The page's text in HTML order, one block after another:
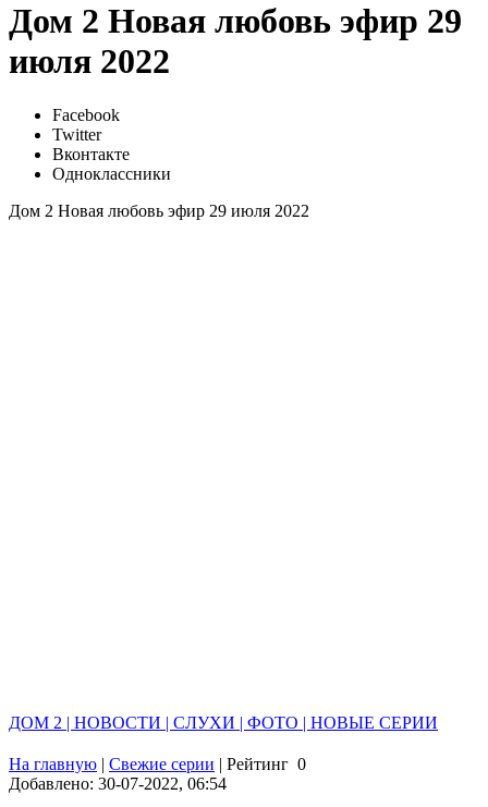
Дом 2 Новая любовь эфир 29
июля 2022
Facebook
Twitter
Вконтакте
Одноклассники
Дом 2 Новая любовь эфир 29 июля 2022
ДОМ 2 | НОВОСТИ | СЛУХИ | ФОТО | НОВЫЕ СЕРИИ
На главную | Свежие серии | Рейтинг 0
Добавлено: 30-07-2022, 06:54